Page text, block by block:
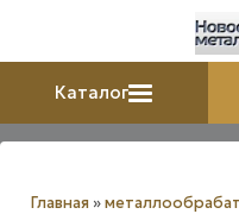
Каталог
Главная »